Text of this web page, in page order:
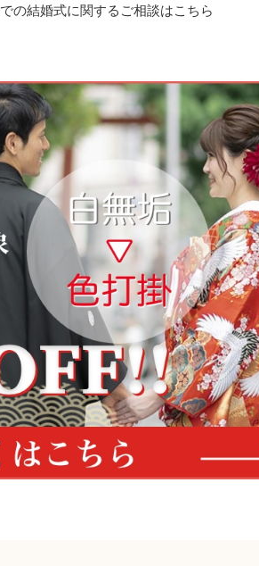
の結婚式に関するご相談はこちら